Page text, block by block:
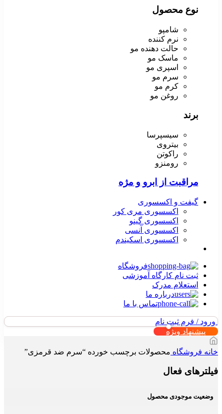
نوع محصول
شامپو
نرم کننده
حالت دهنده مو
ماسک مو
اسپری مو
سرم مو
کرم مو
روغن مو
برند
سیسپرسا
بیتروی
راکوتن
رومنزو
مراقبت از ابرو و مژه
گیفت و اکسسوری
اکسسوری مری کور
اکسسوری گینو
اکسسوری آنسی
اکسسوری اسکیندم
فروشگاه
ثبت نام کارگاه آموزشی
استعلام مدرک
درباره ما
تماس با ما
ورود / فرم ثبت نام
پیشنهاد ویژه
خانه فروشگاه محصولات برچسب خورده “سرم ضد قرمزی”
فیلترهای فعال
وضعیت موجودی محصول